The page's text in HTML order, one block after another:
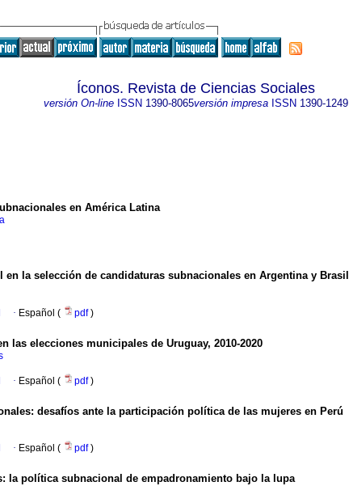
Íconos. Revista de Ciencias Sociales
versión On-lineISSN 1390-8065versión impresaISSN 1390-1249
en América Latina
la selección de candidaturas subnacionales en Argentina y Brasil
· Español ( pdf)
las elecciones municipales de Uruguay, 2010-2020
· Español ( pdf)
desafíos ante la participación política de las mujeres en Perú
· Español ( pdf)
la política subnacional de empadronamiento bajo la lupa